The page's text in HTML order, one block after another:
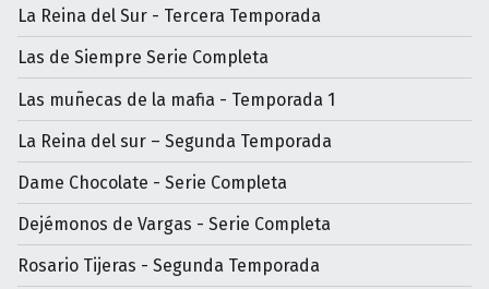
La Reina del Sur - Tercera Temporada
Las de Siempre Serie Completa
Las muñecas de la mafia - Temporada 1
La Reina del sur – Segunda Temporada
Dame Chocolate - Serie Completa
Dejémonos de Vargas - Serie Completa
Rosario Tijeras - Segunda Temporada